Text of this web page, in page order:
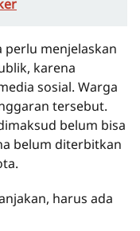
perlu menjelaskan
karena
sosial. Warga
tersebut.
belum bisa
belum diterbitkan
harus ada